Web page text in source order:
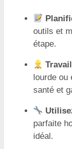
outils et
étape.
lourde
santé et
parfaite
idéal.